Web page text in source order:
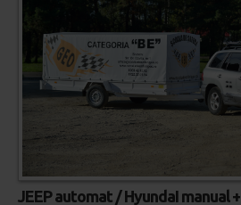
JEEP automat / HyundaI manual +